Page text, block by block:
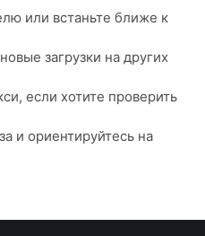
или встаньте ближе к
загрузки на других
если хотите проверить
и ориентируйтесь на